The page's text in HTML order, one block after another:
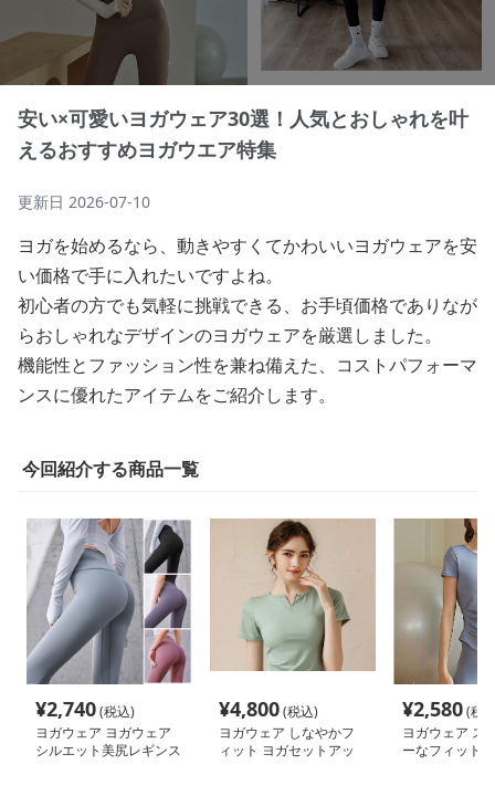
安い×可愛いヨガウェア30選！人気とおしゃれを叶
えるおすすめヨガウエア特集
更新日 2026-07-10
ヨガを始めるなら、動きやすくてかわいいヨガウェアを安
い価格で手に入れたいですよね。
初心者の方でも気軽に挑戦できる、お手頃価格でありなが
らおしゃれなデザインのヨガウェアを厳選しました。
機能性とファッション性を兼ね備えた、コストパフォーマ
ンスに優れたアイテムをご紹介します。
今回紹介する商品一覧
¥2,740(税込)
ヨガウェア ヨガウェア
シルエット美尻レギンス
¥4,800(税込)
ヨガウェア しなやかフ
ィット ヨガセットアッ
¥2,580(税
ヨガウェア ス
ーなフィット